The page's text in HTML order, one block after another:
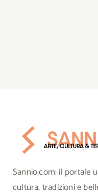
Sannio.com: il portale
cultura, tradizioni e